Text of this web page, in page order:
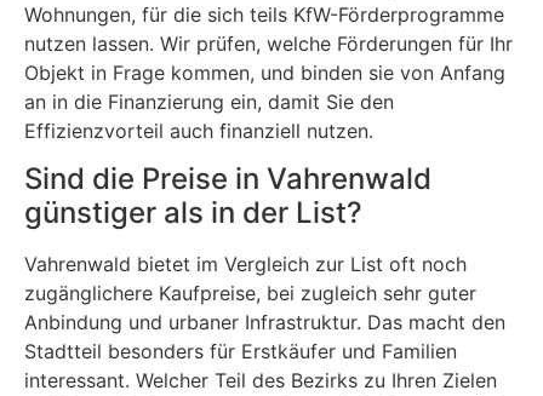
Wohnungen, für die sich teils KfW-Förderprogramme
nutzen lassen. Wir prüfen, welche Förderungen für Ihr
Objekt in Frage kommen, und binden sie von Anfang
an in die Finanzierung ein, damit Sie den
Effizienzvorteil auch finanziell nutzen.
Sind die Preise in Vahrenwald
günstiger als in der List?
Vahrenwald bietet im Vergleich zur List oft noch
zugänglichere Kaufpreise, bei zugleich sehr guter
Anbindung und urbaner Infrastruktur. Das macht den
Stadtteil besonders für Erstkäufer und Familien
interessant. Welcher Teil des Bezirks zu Ihren Zielen